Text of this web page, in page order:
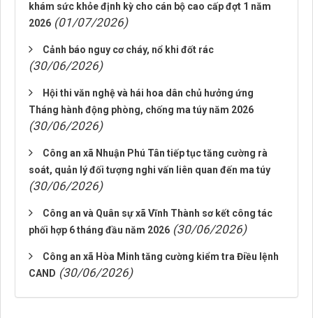
khám sức khỏe định kỳ cho cán bộ cao cấp đợt 1 năm
2026 (01/07/2026)
Cảnh báo nguy cơ cháy, nổ khi đốt rác
(30/06/2026)
Hội thi văn nghệ và hái hoa dân chủ hưởng ứng
Tháng hành động phòng, chống ma túy năm 2026
(30/06/2026)
Công an xã Nhuận Phú Tân tiếp tục tăng cường rà
soát, quản lý đối tượng nghi vấn liên quan đến ma túy
(30/06/2026)
Công an và Quân sự xã Vĩnh Thành sơ kết công tác
phối hợp 6 tháng đầu năm 2026 (30/06/2026)
Công an xã Hòa Minh tăng cường kiểm tra Điều lệnh
CAND (30/06/2026)